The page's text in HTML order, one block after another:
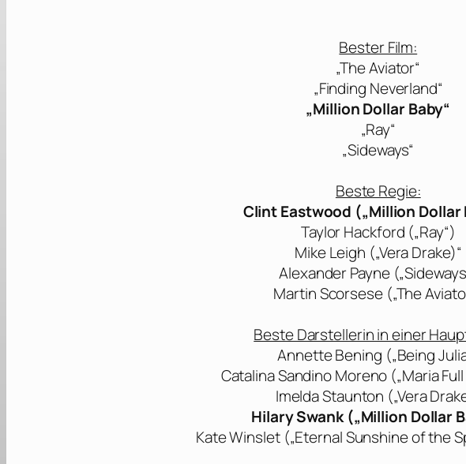
Bester Film:
„The Aviator“
„Finding Neverland“
„Million Dollar Baby“
„Ray“
„Sideways“
Beste Regie:
Clint Eastwood („Million Dollar
Taylor Hackford („Ray“)
Mike Leigh („Vera Drake)“
Alexander Payne
Martin Scorsese („The
Beste Darstellerin in einer
Annette Bening („Being
Catalina Sandino Moreno („Maria
Imelda Staunton („Vera
Hilary Swank („Million Dollar
Kate Winslet („Eternal Sunshine of the